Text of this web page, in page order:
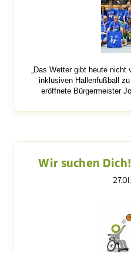
„Das Wetter gibt heute nicht
inklusiven Hallenfußball
eröffnete Bürgermeister
Wir suchen